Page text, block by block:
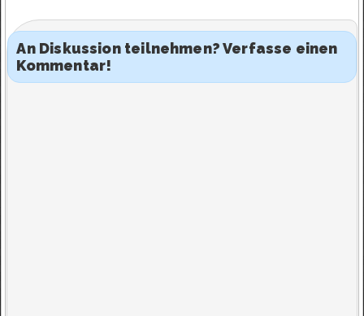
An Diskussion teilnehmen? Verfasse einen
Kommentar!